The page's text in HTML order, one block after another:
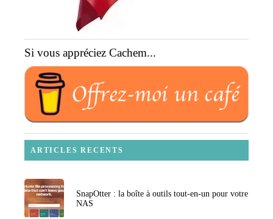
Si vous appréciez Cachem...
ARTICLES RECENTS
SnapOtter : la boîte à outils tout-en-un pour votre
NAS